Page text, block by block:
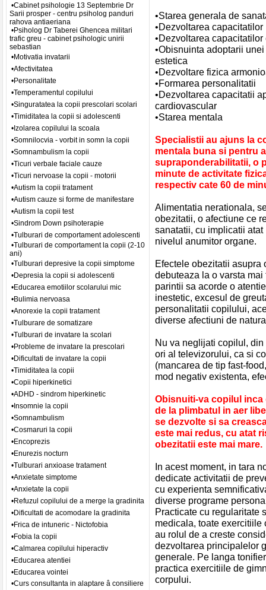
•Cabinet psihologie 13 Septembrie Dr
Sarii prosper - centru psiholog panduri
rahova antiaeriana
•Psiholog Dr Taberei Ghencea militari
trafic greu - cabinet psihologic unirii
sebastian
•Motivatia invatarii
•Afectivitatea
•Personalitate
•Temperamentul copilului
•Singuratatea la copii prescolari scolari
•Timiditatea la copii si adolescenti
•Izolarea copilului la scoala
•Somnilocvia - vorbit in somn la copii
•Somnambulism la copii
•Ticuri verbale faciale cauze
•Ticuri nervoase la copii - motorii
•Autism la copii tratament
•Autism cauze si forme de manifestare
•Autism la copii test
•Sindrom Down psihoterapie
•Tulburari de comportament adolescenti
•Tulburari de comportament la copii (2-10
ani)
•Tulburari depresive la copii simptome
•Depresia la copii si adolescenti
•Educarea emotiilor scolarului mic
•Bulimia nervoasa
•Anorexie la copii tratament
•Tulburare de somatizare
•Tulburari de invatare la scolari
•Probleme de invatare la prescolari
•Dificultati de invatare la copii
•Timiditatea la copii
•Copii hiperkinetici
•ADHD - sindrom hiperkinetic
•Insomnie la copii
•Somnambulism
•Cosmaruri la copii
•Encoprezis
•Enurezis nocturn
•Tulburari anxioase tratament
•Anxietate simptome
•Anxietate la copii
•Refuzul copilului de a merge la gradinita
•Dificultati de acomodare la gradinita
•Frica de intuneric - Nictofobia
•Fobia la copii
•Calmarea copilului hiperactiv
•Educarea atentiei
•Educarea vointei
•Curs consultanta in alaptare â consiliere
•Starea generala de
•Dezvoltarea
•Dezvoltarea
•Obisnuinta adoptarii
estetica
•Dezvoltare fizica
•Formarea personalitatii
•Dezvoltarea capacitatii
cardiovascular
•Starea mentala
Specialistii au ajuns la
mentala buna si pentru
supraponderabilitatii, o
minute de activitate
respectiv cate 60 de
Alimentatia nerationala,
obezitatii, o afectiune ce
sanatatii, cu implicatii
nivelul anumitor organe.
Efectele obezitatii asupra
debuteaza la o varsta
parintii sa acorde o
inestetic, excesul de
personalitatii copilului,
diverse afectiuni de
Nu va neglijati copilul,
ori al televizorului, ca si
(mancarea de tip fast-
mod negativ existenta,
Obisnuiti-va copilul inca
de la plimbatul in aer
se dezvolte si sa
este mai redus, cu atat
obezitatii este mai mare.
In acest moment, in tara
dedicate activitatii de
cu experienta
diverse programe
Practicate cu regularitate
medicala, toate exercitiile
au rolul de a creste
dezvoltarea principalelor
generale. Pe langa
practica exercitiile de
corpului.